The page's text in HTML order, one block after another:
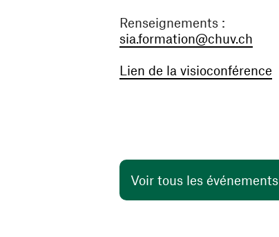
Renseignements :
sia.formation@chuv.ch
Lien de la visioconférence
Voir tous les événements